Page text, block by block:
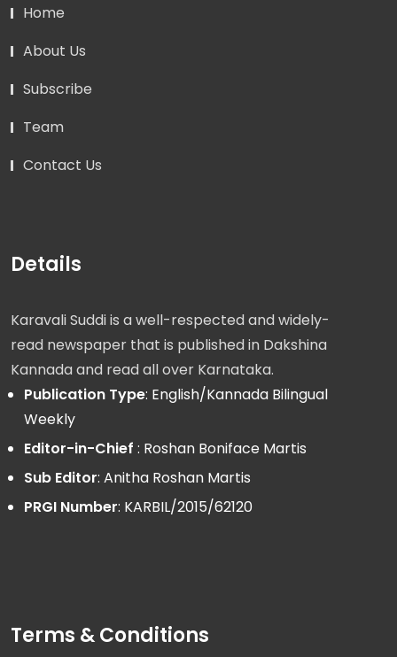
Home
About Us
Subscribe
Team
Contact Us
Details
Karavali Suddi is a well-respected and widely-
read newspaper that is published in Dakshina
Kannada and read all over Karnataka.
Publication Type: English/Kannada Bilingual
Weekly
Editor-in-Chief : Roshan Boniface Martis
Sub Editor: Anitha Roshan Martis
PRGI Number: KARBIL/2015/62120
Terms & Conditions